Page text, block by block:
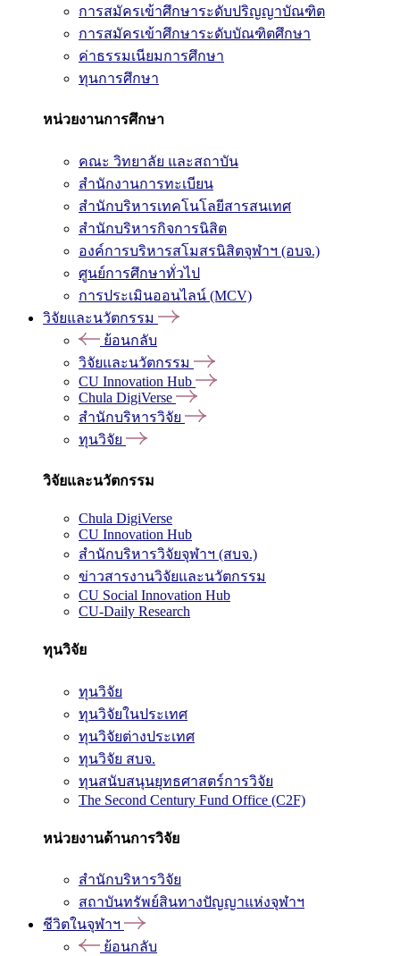
การสมัครเข้าศึกษาระดับปริญญาบัณฑิต
การสมัครเข้าศึกษาระดับบัณฑิตศึกษา
ค่าธรรมเนียมการศึกษา
ทุนการศึกษา
หน่วยงานการศึกษา
คณะ วิทยาลัย และสถาบัน
สำนักงานการทะเบียน
สำนักบริหารเทคโนโลยีสารสนเทศ
สำนักบริหารกิจการนิสิต
องค์การบริหารสโมสรนิสิตจุฬาฯ (อบจ.)
ศูนย์การศึกษาทั่วไป
การประเมินออนไลน์ (MCV)
วิจัยและนวัตกรรม
ย้อนกลับ
วิจัยและนวัตกรรม
CU Innovation Hub
Chula DigiVerse
สำนักบริหารวิจัย
ทุนวิจัย
วิจัยและนวัตกรรม
Chula DigiVerse
CU Innovation Hub
สำนักบริหารวิจัยจุฬาฯ (สบจ.)
ข่าวสารงานวิจัยและนวัตกรรม
CU Social Innovation Hub
CU-Daily Research
ทุนวิจัย
ทุนวิจัย
ทุนวิจัยในประเทศ
ทุนวิจัยต่างประเทศ
ทุนวิจัย สบจ.
ทุนสนับสนุนยุทธศาสตร์การวิจัย
The Second Century Fund Office (C2F)
หน่วยงานด้านการวิจัย
สำนักบริหารวิจัย
สถาบันทรัพย์สินทางปัญญาแห่งจุฬาฯ
ชีวิตในจุฬาฯ
ย้อนกลับ